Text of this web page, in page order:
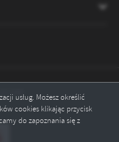
usług. Możesz określić
cookies klikając przycisk
do zapoznania się z